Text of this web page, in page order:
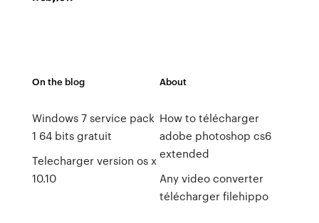
On the blog
Windows 7 service pack
1 64 bits gratuit
Telecharger version os x
10.10
About
How to télécharger
adobe photoshop cs6
extended
Any video converter
télécharger filehippo